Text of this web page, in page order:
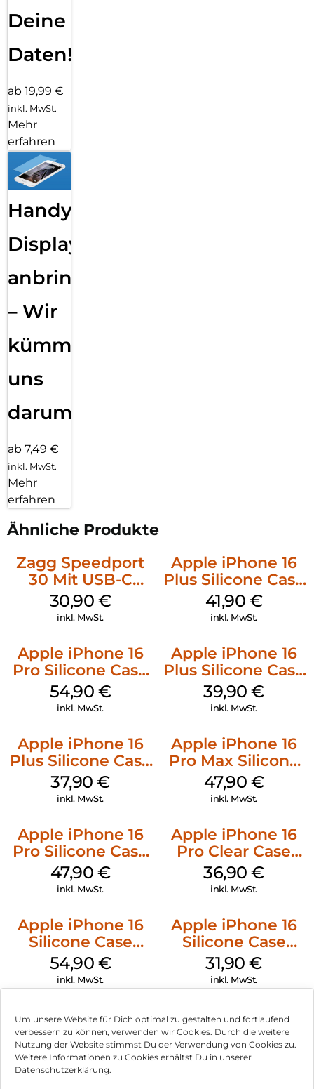
Um unsere Website für Dich optimal zu gestalten und fortlaufend
verbessern zu können, verwenden wir Cookies. Durch die weitere
Nutzung der Website stimmst Du der Verwendung von Cookies zu.
Weitere Informationen zu Cookies erhältst Du in unserer
Datenschutzerklärung.
Deine
Daten!
ab 19,99 €
inkl. MwSt.
Mehr
erfahren
Handy
Displayfolie
anbringen
– Wir
kümmern
uns
darum!
ab 7,49 €
inkl. MwSt.
Mehr
erfahren
Ähnliche Produkte
Zagg Speedport
30 Mit USB-C
Kabel Weiß
30,90 €
inkl. MwSt.
Apple iPhone 16
Plus Silicone Case
MagSafe Stone
Gray
41,90 €
inkl. MwSt.
Apple iPhone 16
Pro Silicone Case
MagSafe Black
54,90 €
inkl. MwSt.
Apple iPhone 16
Plus Silicone Case
MagSafe Plum
39,90€
inkl. MwSt.
Apple iPhone 16
Plus Silicone Case
MagSafe Lake
Green
37,90€
inkl. MwSt.
Apple iPhone 16
Pro Max Silicone
Case MagSafe
Black
47,90 €
inkl. MwSt.
Apple iPhone 16
Pro Silicone Case
MagSafe Denim
47,90 €
inkl. MwSt.
Apple iPhone 16
Pro Clear Case
MagSafe
Transparent
36,90€
inkl. MwSt.
Apple iPhone 16
Silicone Case
MagSafe Lake
Green
54,90 €
inkl. MwSt.
Apple iPhone 16
Silicone Case
MagSafe Fuchsia
31,90€
inkl. MwSt.
Impressum